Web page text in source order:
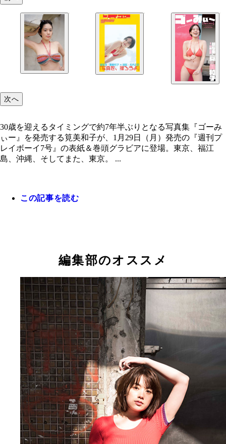
筧美和子
筧美和子写真集『ゴーみぃー～グラビアエディシ
次へ
30歳を迎えるタイミングで約7年半ぶりとなる写真集『ゴーみ
ぃー』を発売する筧美和子が、1月29日（月）発売の『週刊プ
レイボーイ7号』の表紙＆巻頭グラビアに登場。東京、福江
島、沖縄、そしてまた、東京。 ...
この記事を読む
編集部のオススメ